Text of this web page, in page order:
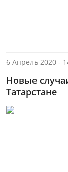
6 Апрель 2020 -
Новые
Татарстане